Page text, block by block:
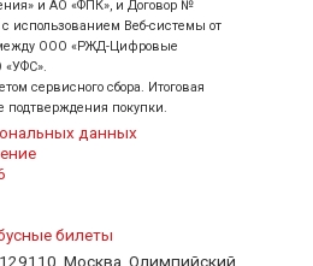
и АО «ФПК», и Договор №
использованием Веб-системы от
ООО «РЖД-Цифровые
сервисного сбора. Итоговая
подтверждения покупки.
данных
билеты
Москва, Олимпийский